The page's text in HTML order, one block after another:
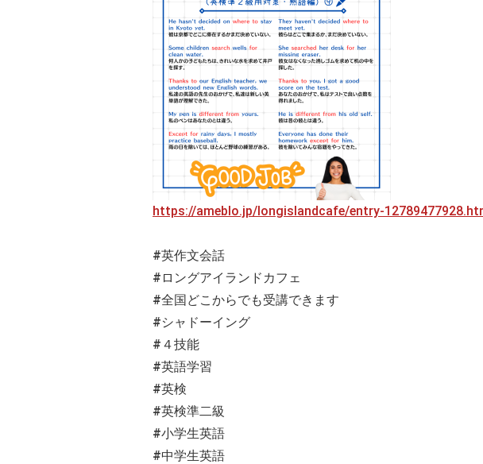
https://ameblo.jp/longislandcafe/entry-
#英作文会話
#ロングアイランドカフェ
#全国どこからでも受講できます
#シャドーイング
#４技能
#英語学習
#英検
#英検準二級
#小学生英語
#中学生英語